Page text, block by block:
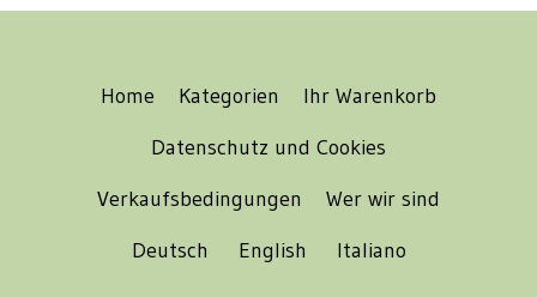
Home Kategorien
Ihr Warenkorb
Datenschutz und Cookies
Verkaufsbedingungen
Wer wir sind
Deutsch
English Italiano